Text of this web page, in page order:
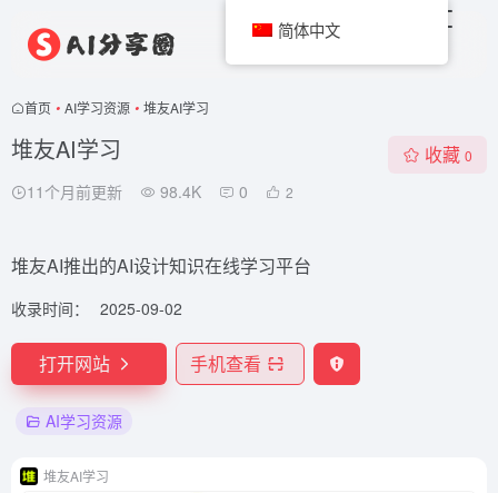
首页 • AI学习资源 • 堆友AI学习
堆友AI学习
11个月前更新 98.4K 0 2
收藏 0
堆友AI推出的AI设计知识在线学习平台
收录时间： 2025-09-02
打开网站 手机查看
AI学习资源
堆友AI学习
简体中文